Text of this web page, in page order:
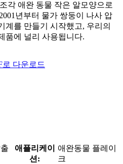
각 애완 동물 작은 알모양으로
년부터 물가 쌍둥이 나사 압
계를 만들기 시작했고, 우리의
품에 널리 사용됩니다.
로 다운로드
애플리케이
션:
애완동물 플레이
크